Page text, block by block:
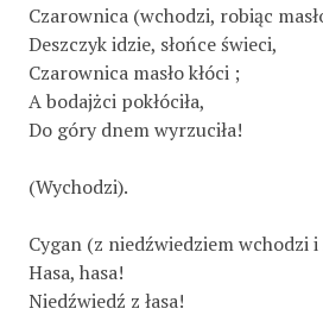
Czarownica (wchodzi, robiąc
Deszczyk idzie, słońce świeci,
Czarownica masło kłóci ;
A bodajżci pokłóciła,
Do góry dnem wyrzuciła!
(Wychodzi).
Cygan (z niedźwiedziem wchodzi i
Hasa, hasa!
Niedźwiedź z łasa!